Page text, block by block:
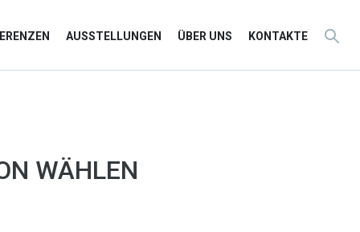
AUSSTELLUNGEN ÜBER UNS KONTAKTE
WÄHLEN